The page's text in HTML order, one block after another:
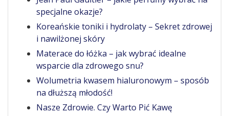
specjalne okazje?
Koreańskie toniki i hydrolaty – Sekret zdrowej
i nawilżonej skóry
Materace do łóżka – jak wybrać idealne
wsparcie dla zdrowego snu?
Wolumetria kwasem hialuronowym – sposób
na dłuższą młodość!
Nasze Zdrowie. Czy Warto Pić Kawę